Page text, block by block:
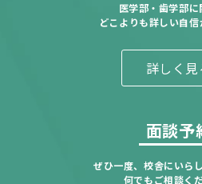
医学部・歯学部に
どこよりも詳しい自信
詳しく
面談予
ぜひ一度、校舎にいら
何でもご相談くだ